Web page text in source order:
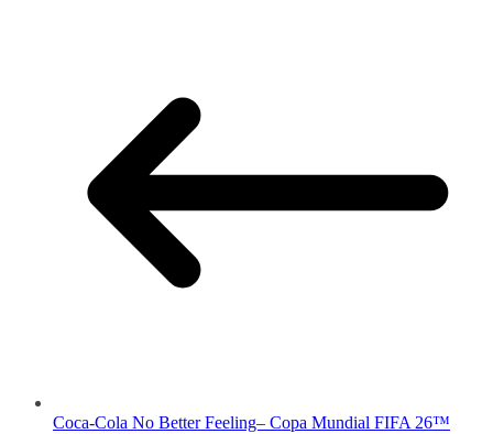
Coca-Cola No Better Feeling– Copa Mundial FIFA 26™